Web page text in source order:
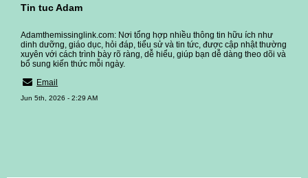
Tin tuc Adam
Adamthemissinglink.com: Nơi tổng hợp nhiều thông tin hữu ích như
dinh dưỡng, giáo dục, hỏi đáp, tiểu sử và tin tức, được cập nhật thường
xuyên với cách trình bày rõ ràng, dễ hiểu, giúp bạn dễ dàng theo dõi và
bổ sung kiến thức mỗi ngày.
Email
Jun 5th, 2026 - 2:29 AM